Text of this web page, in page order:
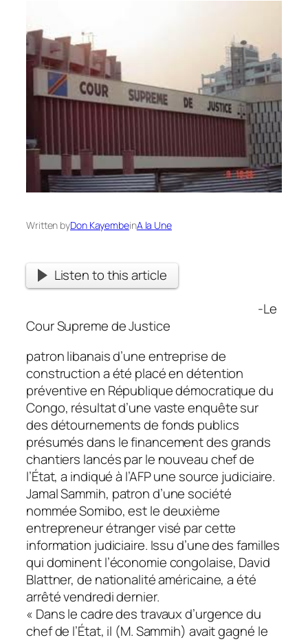
Written byDon KayembeinA la Une
Listen to this article
Cour Supreme de Justice
-Le
patron libanais d’une entreprise de
construction a été placé en détention
préventive en République démocratique du
Congo, résultat d’une vaste enquête sur
des détournements de fonds publics
présumés dans le financement des grands
chantiers lancés par le nouveau chef de
l’État, a indiqué à l’AFP une source judiciaire.
Jamal Sammih, patron d’une société
nommée Somibo, est le deuxième
entrepreneur étranger visé par cette
information judiciaire. Issu d’une des familles
qui dominent l’économie congolaise, David
Blattner, de nationalité américaine, a été
arrêté vendredi dernier.
« Dans le cadre des travaux d’urgence du
chef de l’État, il (M. Sammih) avait gagné le